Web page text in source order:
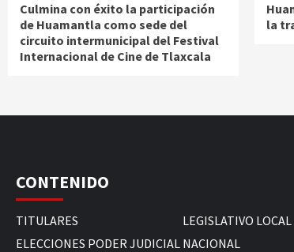
Culmina con éxito la participación
de Huamantla como sede del
circuito intermunicipal del Festival
Internacional de Cine de Tlaxcala
la
CONTENIDO
TITULARES
ELECCIONES PODER JUDICIAL
LEGISLATIVO LOCAL
NACIONAL